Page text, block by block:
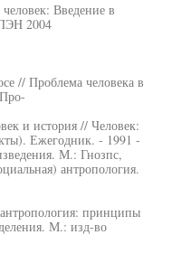
Введение в
2004
// Проблема человека в
и история // Человек:
Ежегодник. - 1991 -
М.: Гнозпс,
антропология.
принципы
М.: изд-во